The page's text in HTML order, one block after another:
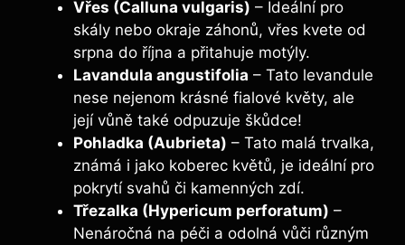
Vřes (Calluna vulgaris) – Ideální pro
skály nebo okraje záhonů, vřes kvete od
srpna do října a přitahuje motýly.
Lavandula angustifolia – Tato levandule
nese nejenom krásné fialové květy, ale
její vůně také odpuzuje škůdce!
Pohladka (Aubrieta) – Tato malá trvalka,
známá i jako koberec květů, je ideální pro
pokrytí svahů či kamenných zdí.
Třezalka (Hypericum perforatum) –
Nenáročná na péči a odolná vůči různým